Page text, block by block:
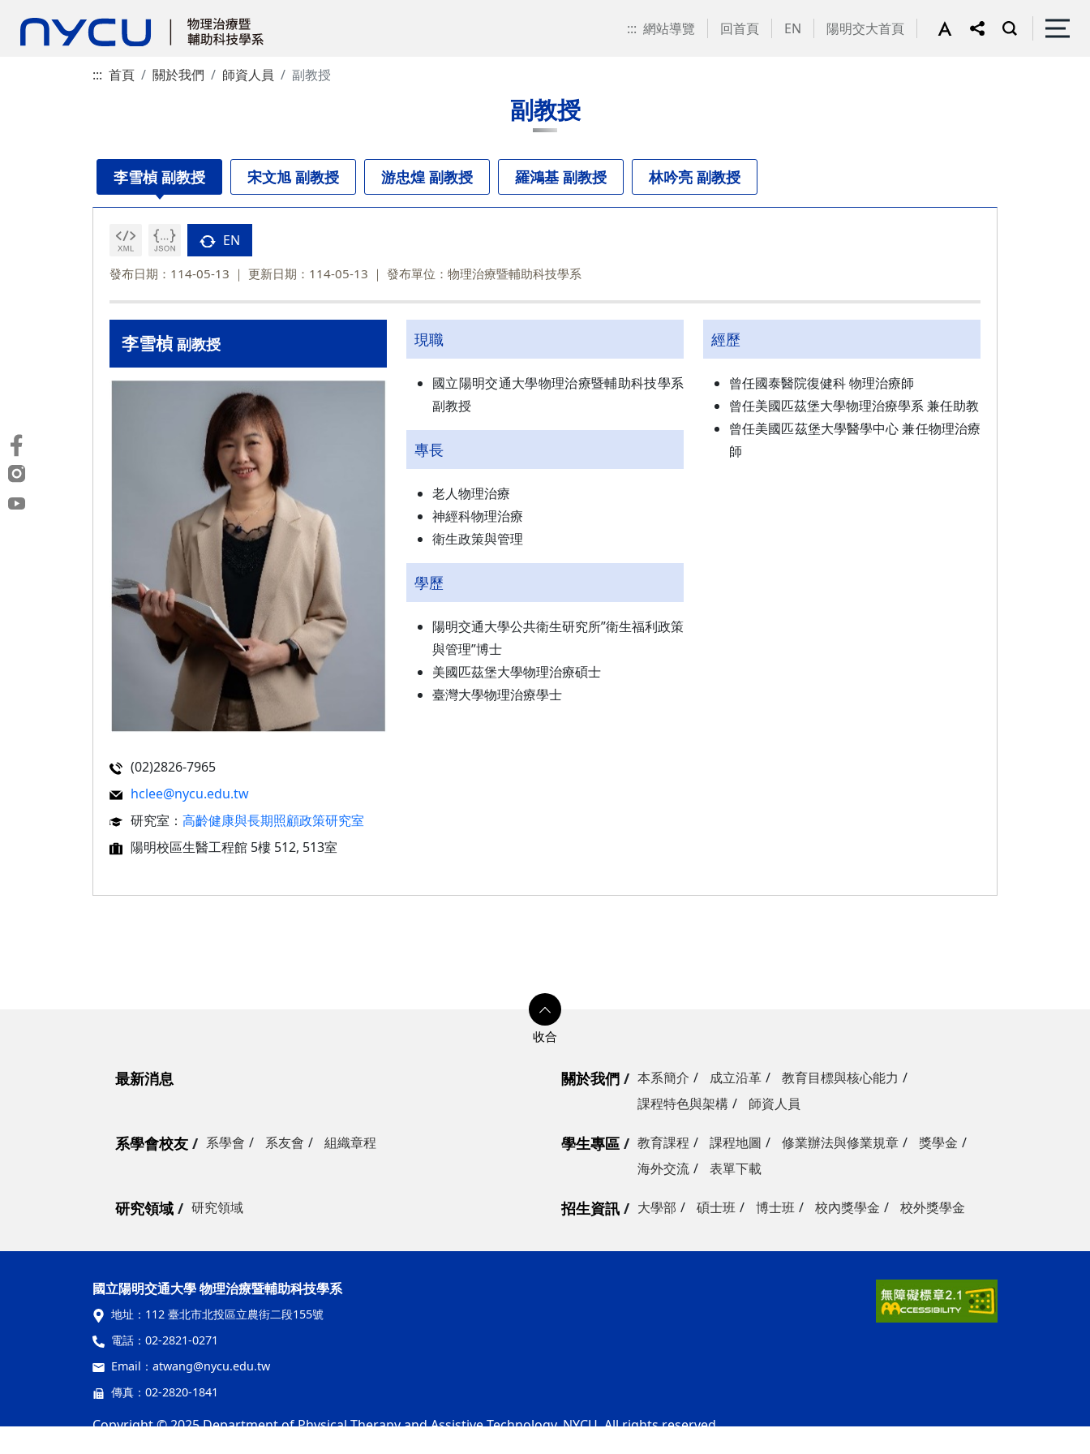
::: 網站導覽 回首頁 EN 陽明交大首頁
::: 首頁 關於我們 師資人員 副教授
副教授
李雪楨 副教授 宋文旭 副教授 游忠煌 副教授 羅鴻基 副教授 林吟亮 副教授
EN
發布日期：114-05-13 更新日期：114-05-13 發布單位：物理治療暨輔助科技學系
李雪楨副教授
(02)2826-7965
hclee@nycu.edu.tw
研究室： 高齡健康與長期照顧政策研究室
陽明校區生醫工程館 5樓 512, 513室
現職
國立陽明交通大學物理治療暨輔助科技學系
副教授
專長
老人物理治療
神經科物理治療
衛生政策與管理
學歷
陽明交通大學公共衛生研究所”衛生福利政策
與管理”博士
美國匹茲堡大學物理治療碩士
臺灣大學物理治療學士
經歷
曾任國泰醫院復健科 物理治療師
曾任美國匹茲堡大學物理治療學系 兼任助教
曾任美國匹茲堡大學醫學中心 兼任物理治療
師
最新消息 關於我們 本系簡介 成立沿革
教育目標與核心能力
課程特色與架構
師資人員
系學會校友 系學會 系友會 組織章程 學生專區 教育課程 課程地圖 修業辦法與修業規章
獎學金
海外交流
表單下載
研究領域 研究領域 招生資訊 大學部 碩士班 博士班 校內獎學金 校外獎學金
國立陽明交通大學 物理治療暨輔助科技學系
地址： 112 臺北市北投區立農街二段155號
電話： 02-2821-0271
Email： atwang@nycu.edu.tw
傳真：02-2820-1841
Copyright © 2025 Department of Physical Therapy and Assistive Technology, NYCU. All rights reserved.